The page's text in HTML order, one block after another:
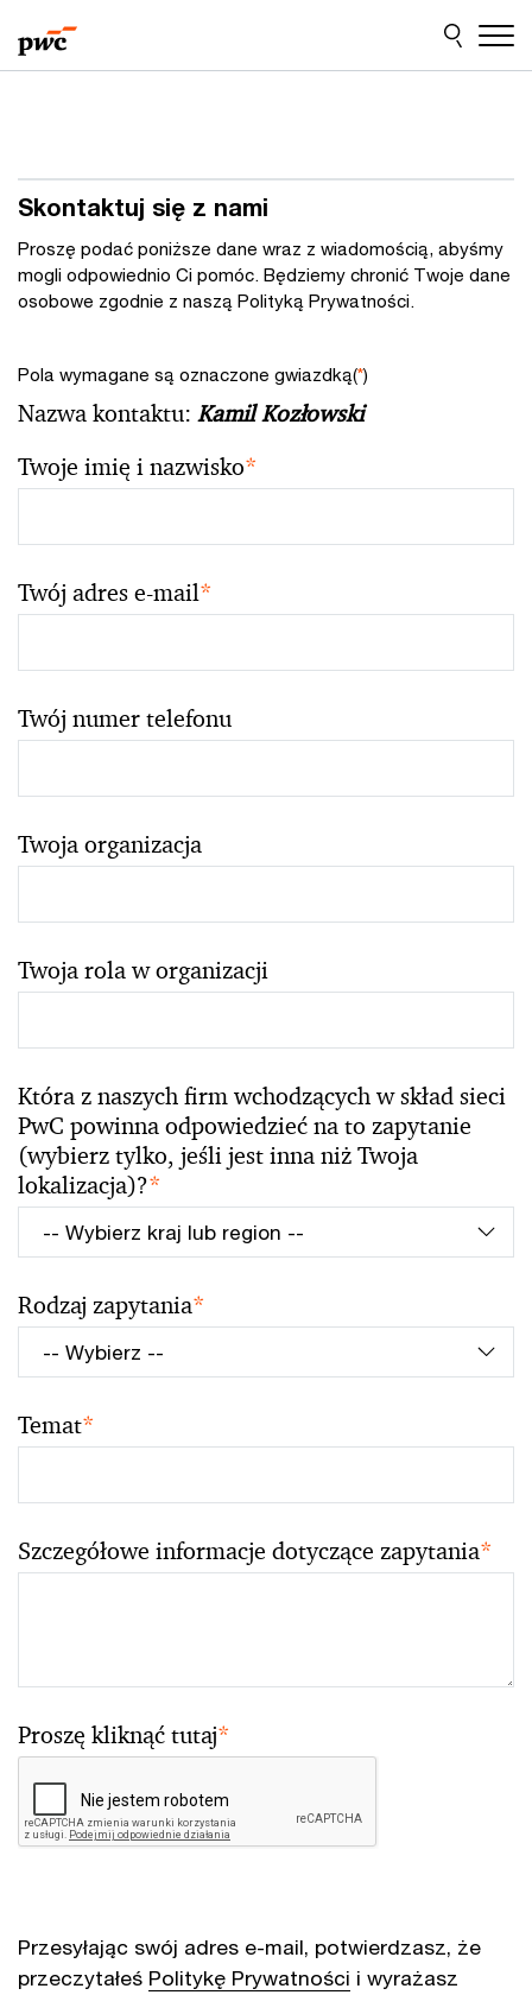
do
treści
do
stopki
Skontaktuj się z nami
Proszę podać poniższe dane wraz z wiadomością, abyśmy
mogli odpowiednio Ci pomóc. Będziemy chronić Twoje dane
osobowe zgodnie z naszą Polityką Prywatności.
Pola wymagane są oznaczone gwiazdką(*)
Nazwa kontaktu: Kamil Kozłowski
Twoje imię i nazwisko*
Twój adres e-mail*
Twój numer telefonu
Twoja organizacja
Twoja rola w organizacji
Która z naszych firm wchodzących w skład sieci
PwC powinna odpowiedzieć na to zapytanie
(wybierz tylko, jeśli jest inna niż Twoja
lokalizacja)?*
Rodzaj zapytania*
Temat*
Szczegółowe informacje dotyczące zapytania*
Proszę kliknąć tutaj*
Przesyłając swój adres e-mail, potwierdzasz, że
przeczytałeś Politykę Prywatności i wyrażasz